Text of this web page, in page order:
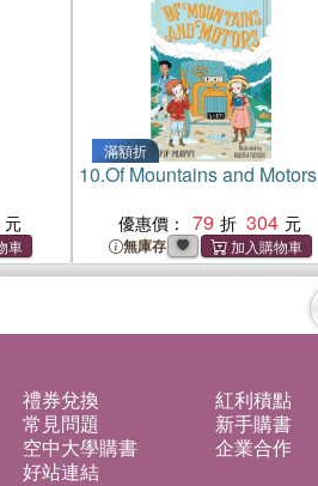
滿額折
10.Of Mountains and Motors
優惠價： 79 304
無庫存
禮券兌換
紅利積點
常見問題
新手購書
空中大學購書
企業合作
好站連結